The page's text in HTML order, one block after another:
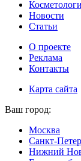
Новости
Статьи
О проекте
Реклама
Контакты
Карта сайта
Ваш город:
Москва
Санкт-
Нижний